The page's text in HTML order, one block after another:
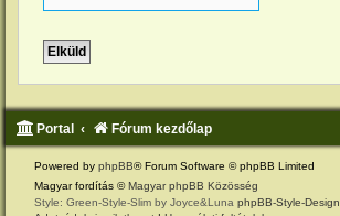
Portal Fórum kezdőlap
Powered by phpBB® Forum Software © phpBB Limited
Magyar fordítás ©Magyar phpBB Közösség
Style: Green-Style-Slim by Joyce&Luna phpBB-Style-Design